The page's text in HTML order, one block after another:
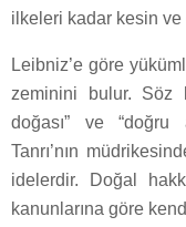
ilkeleri kadar kesin ve
Leibniz’e göre
zeminini bulur. Söz
doğası” ve “doğru
Tanrı’nın
idelerdir. Doğal
kanunlarına göre